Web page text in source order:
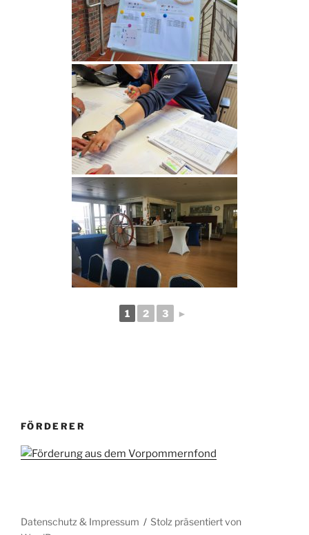
1 2 3 ►
FÖRDERER
Datenschutz & Impressum
Stolz präsentiert von